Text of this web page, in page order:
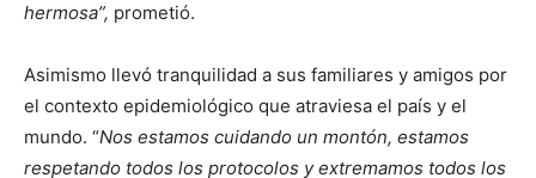
hermosa”, prometió.
Asimismo llevó tranquilidad a sus familiares y amigos por
el contexto epidemiológico que atraviesa el país y el
mundo. “Nos estamos cuidando un montón, estamos
respetando todos los protocolos y extremamos todos los